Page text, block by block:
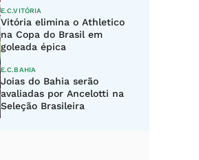
E.C.VITÓRIA
Vitória elimina o Athletico
na Copa do Brasil em
goleada épica
E.C.BAHIA
Joias do Bahia serão
avaliadas por Ancelotti na
Seleção Brasileira